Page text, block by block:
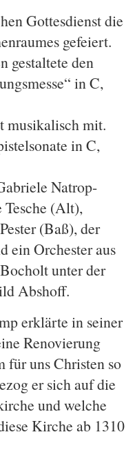
Gottesdienst die
gefeiert.
gestaltete den
in C,
musikalisch mit.
in C,
Natrop-
Tesche (Alt),
(Baß), der
ein Orchester aus
unter der
Abshoff.
erklärte in seiner
Renovierung
für uns Christen so
er sich auf die
und welche
Kirche ab 1310